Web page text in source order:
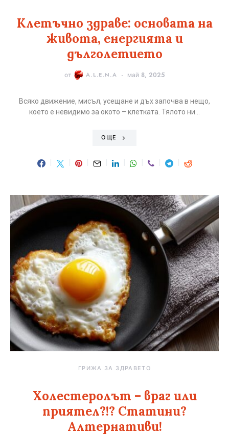
Клетъчно здраве: основата на
живота, енергията и
дълголетието
от A.L.E.N.A май 8, 2025
Всяко движение, мисъл, усещане и дъх започва в нещо,
което е невидимо за окото – клетката. Тялото ни…
ОЩЕ
ГРИЖА ЗА ЗДРАВЕТО
Холестеролът – враг или
приятел?!? Статини?
Алтернативи!